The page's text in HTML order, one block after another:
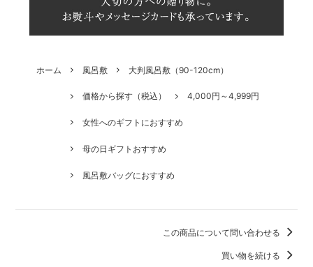
ホーム 風呂敷 大判風呂敷（90-120cm）
価格から探す（税込） 4,000円～4,999円
女性へのギフトにおすすめ
母の日ギフトおすすめ
風呂敷バッグにおすすめ
この商品について問い合わせる
買い物を続ける